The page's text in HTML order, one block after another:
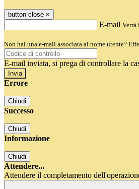
button close ×
E-mail
Non hai una e-mail associata al nome utente?
E-mail inviata, si prega di controllare la
Errore
Chiudi
Successo
Chiudi
Informazione
Chiudi
Attendere...
Attendere il completamento